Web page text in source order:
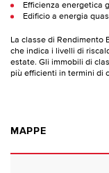
Efficienza energetica
Edificio a energia
La classe di Rendimento
che indica i livelli di
estate. Gli immobili di
più efficienti in termini di
MAPPE